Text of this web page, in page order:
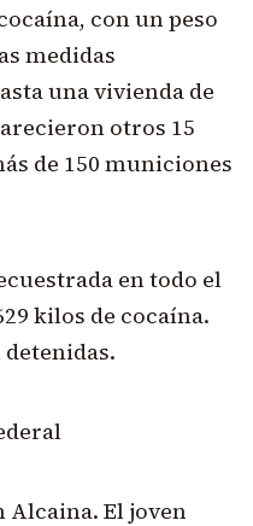
con un peso
medidas
una vivienda de
otros 15
de 150 municiones
en todo el
kilos de cocaína.
Alcaina. El joven